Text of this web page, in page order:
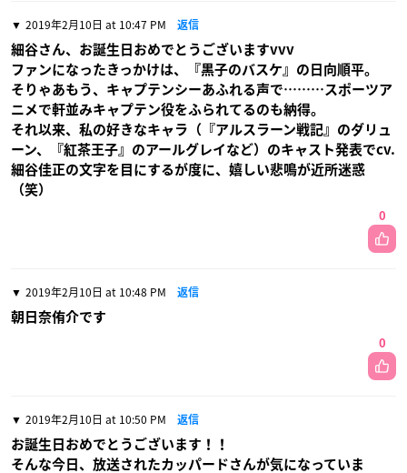
2019年2月10日 at 10:47 PM 返信
細谷さん、お誕生日おめでとうございますvvv
ファンになったきっかけは、『黒子のバスケ』の日向順平。
そりゃあもう、キャプテンシーあふれる声で………スポーツア
ニメで軒並みキャプテン役をふられてるのも納得。
それ以来、私の好きなキャラ（『アルスラーン戦記』のダリュ
ーン、『紅茶王子』のアールグレイなど）のキャスト発表でcv.
細谷佳正の文字を目にするが度に、嬉しい悲鳴が近所迷惑
（笑）
0
2019年2月10日 at 10:48 PM 返信
朝日奈侑介です
0
2019年2月10日 at 10:50 PM 返信
お誕生日おめでとうございます！！
そんな今日、放送されたカッパードさんが気になっていま